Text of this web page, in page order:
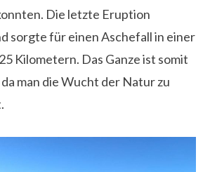
Die letzte Eruption
sorgte für einen Aschefall in einer
Kilometern. Das Ganze ist somit
man die Wucht der Natur zu